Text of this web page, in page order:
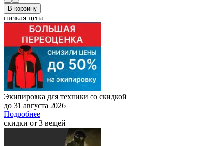
В корзину
низкая цена
Экипировка для техники со скидкой
до 31 августа 2026
Подробнее
скидки от 3 вещей